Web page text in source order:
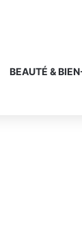
BEAUTÉ &